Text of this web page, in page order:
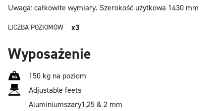
Uwaga: całkowite wymiary. Szerokość użytkowa 1430 mm
LICZBA POZIOMÓW x3
Wyposażenie
150 kg na poziom
Adjustable feets
Aluminiumszary1,25 & 2 mm